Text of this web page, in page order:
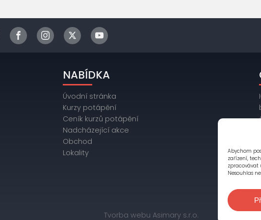
Abychom
zařízení,
zpracovávat
Nesouhlas
NABÍDKA
Úvodní stránka
Kurzy potápění
Ceník kurzů potápění
Nadcházející akce
Obchod
Lokality
Tvorba webu Asimary s.r.o.